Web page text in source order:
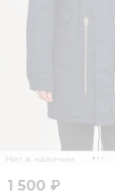
Нет в наличии
1 500 ₽